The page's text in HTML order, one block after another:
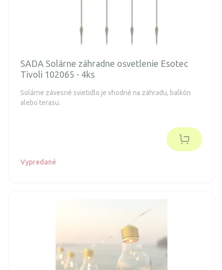
SADA Solárne záhradne osvetlenie Esotec
Tivoli 102065 - 4ks
Solárne závesné svietidlo je vhodné na záhradu, balkón
alebo terasu.
Vypredané